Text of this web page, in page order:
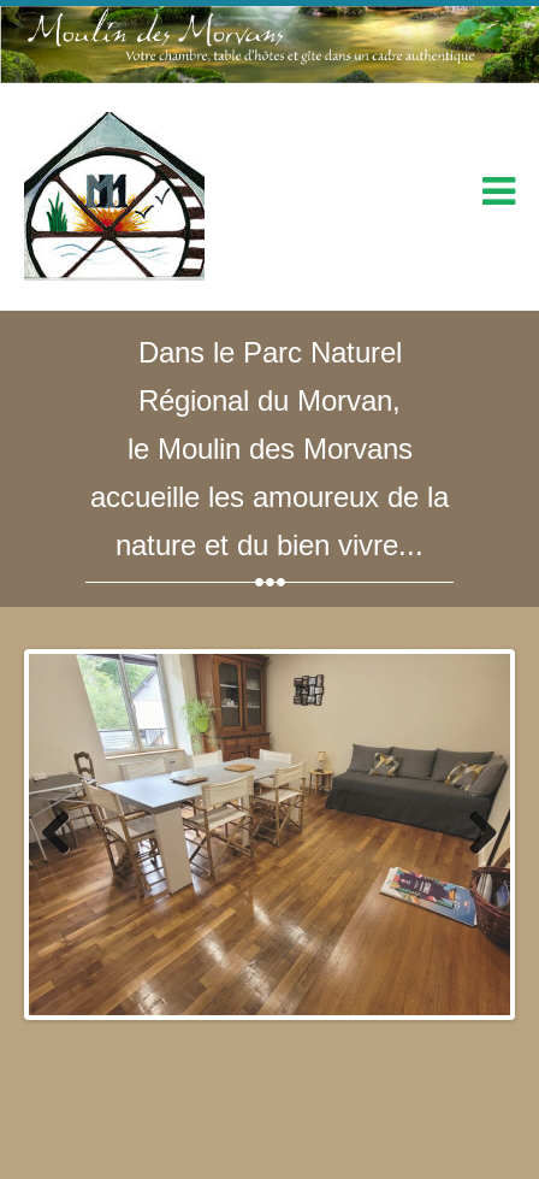
Dans le Parc Naturel
Régional du Morvan,
le Moulin des Morvans
accueille les amoureux de la
nature et du bien vivre...
Previous Next